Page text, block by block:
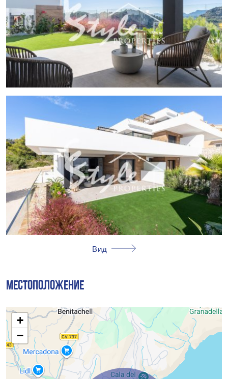
Жилой комплекс предлагает разнообразие общих зон,
обогащающих опыт проживания. Жители могут
наслаждаться общим бассейном, идеальным для жарких
дней. Озелененные зоны предоставляют зеленое
пространство для прогулок или отдыха. Для более
активных есть падельный корт, а для малышей - детская
площадка, где они могут безопасно играть. Кроме того,
комплекс имеет общий гараж и парковку, что облегчает
доступ и безопасность транспортных средств.
Вид
МЕСТОПОЛОЖЕНИЕ
+
−